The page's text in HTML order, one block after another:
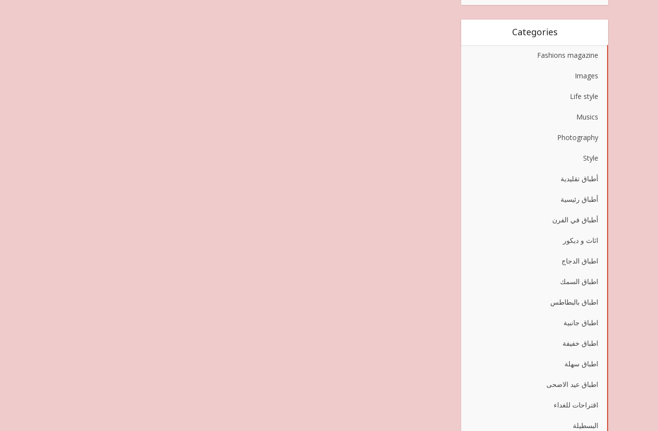
Categories
Fashions magazine
Images
Life style
Musics
Photography
Style
أطباق تقليدية
أطباق رئيسية
أطباق في الفرن
اثاث و ديكور
اطباق الدجاج
اطباق السمك
اطباق بالبطاطس
اطباق جانبية
اطباق خفيفة
اطباق سهلة
اطباق عيد الاضحى
اقتراحات للغداء
البسطيلة